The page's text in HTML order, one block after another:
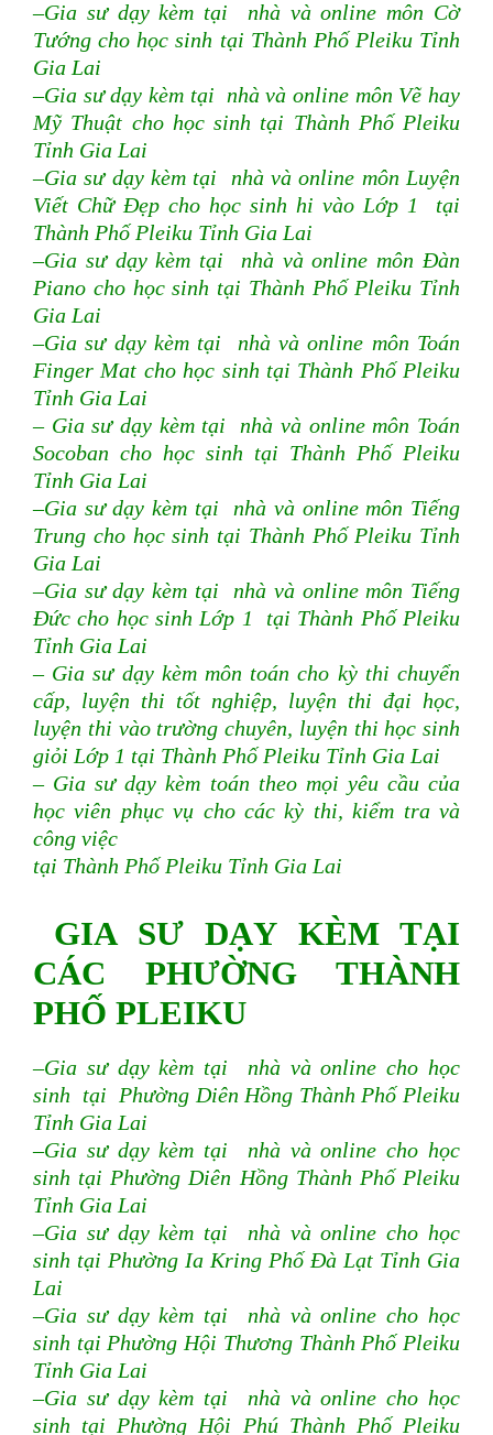
–Gia sư dạy kèm tại nhà và online môn Cờ
Tướng cho học sinh tại Thành Phố Pleiku Tỉnh
Gia Lai
–Gia sư dạy kèm tại nhà và online môn Vẽ hay
Mỹ Thuật cho học sinh tại Thành Phố Pleiku
Tỉnh Gia Lai
–Gia sư dạy kèm tại nhà và online môn Luyện
Viết Chữ Đẹp cho học sinh hi vào Lớp 1 tại
Thành Phố Pleiku Tỉnh Gia Lai
–Gia sư dạy kèm tại nhà và online môn Đàn
Piano cho học sinh tại Thành Phố Pleiku Tỉnh
Gia Lai
–Gia sư dạy kèm tại nhà và online môn Toán
Finger Mat cho học sinh tại Thành Phố Pleiku
Tỉnh Gia Lai
– Gia sư dạy kèm tại nhà và online môn Toán
Socoban cho học sinh tại Thành Phố Pleiku
Tỉnh Gia Lai
–Gia sư dạy kèm tại nhà và online môn Tiếng
Trung cho học sinh tại Thành Phố Pleiku Tỉnh
Gia Lai
–Gia sư dạy kèm tại nhà và online môn Tiếng
Đức cho học sinh Lớp 1 tại Thành Phố Pleiku
Tỉnh Gia Lai
– Gia sư dạy kèm môn toán cho kỳ thi chuyển
cấp, luyện thi tốt nghiệp, luyện thi đại học,
luyện thi vào trường chuyên, luyện thi học sinh
giỏi Lớp 1 tại Thành Phố Pleiku Tỉnh Gia Lai
– Gia sư dạy kèm toán theo mọi yêu cầu của
học viên phục vụ cho các kỳ thi, kiểm tra và
công việc
tại Thành Phố Pleiku Tỉnh Gia Lai
GIA SƯ DẠY KÈM TẠI
CÁC PHƯỜNG THÀNH
PHỐ PLEIKU
–Gia sư dạy kèm tại nhà và online cho học
sinh tại Phường Diên Hồng Thành Phố Pleiku
Tỉnh Gia Lai
–Gia sư dạy kèm tại nhà và online cho học
sinh tại Phường Diên Hồng Thành Phố Pleiku
Tỉnh Gia Lai
–Gia sư dạy kèm tại nhà và online cho học
sinh tại Phường Ia Kring Phố Đà Lạt Tỉnh Gia
Lai
–Gia sư dạy kèm tại nhà và online cho học
sinh tại Phường Hội Thương Thành Phố Pleiku
Tỉnh Gia Lai
–Gia sư dạy kèm tại nhà và online cho học
sinh tại Phường Hội Phú Thành Phố Pleiku